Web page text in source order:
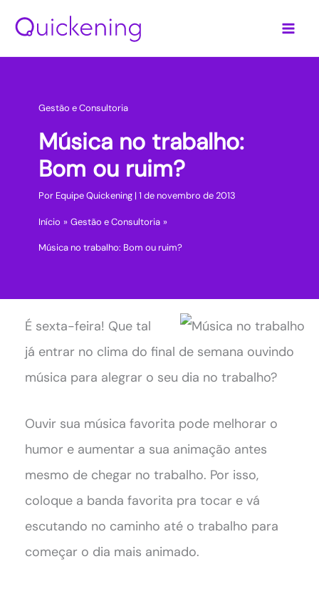
para
Gestão e Consultoria
Música no trabalho:
Bom ou ruim?
Por Equipe Quickening | 1 de novembro de 2013
Início Gestão e Consultoria
Música no trabalho: Bom ou ruim?
É sexta-feira! Que tal
já entrar no clima do final de semana ouvindo
música para alegrar o seu dia no trabalho?
Ouvir sua música favorita pode melhorar o
humor e aumentar a sua animação antes
mesmo de chegar no trabalho. Por isso,
coloque a banda favorita pra tocar e vá
escutando no caminho até o trabalho para
começar o dia mais animado.